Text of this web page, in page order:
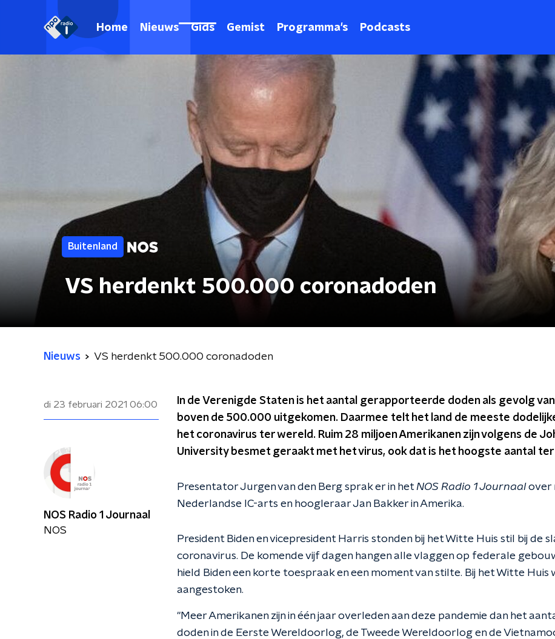
Home Nieuws Gids Gemist Programma's Podcasts
Buitenland
VS herdenkt 500.000 coronadoden
Nieuws VS herdenkt 500.000 coronadoden
di 23 februari 2021 06:00
In de Verenigde Staten is het aantal gerapporteerde doden als gevolg
boven de 500.000 uitgekomen. Daarmee telt het land de meeste
het coronavirus ter wereld. Ruim 28 miljoen Amerikanen zijn volgens de
University besmet geraakt met het virus, ook dat is het hoogste aantal
Presentator Jurgen van den Berg sprak er in het NOS Radio 1 Journaalover
Nederlandse IC-arts en hoogleraar Jan Bakker in Amerika.
President Biden en vicepresident Harris stonden bij het Witte Huis stil bij de
coronavirus. De komende vijf dagen hangen alle vlaggen op federale
hield Biden een korte toespraak en een moment van stilte. Bij het Witte Huis
aangestoken.
"Meer Amerikanen zijn in één jaar overleden aan deze pandemie dan het
doden in de Eerste Wereldoorlog, de Tweede Wereldoorlog en de
NOS Radio 1 Journaal
NOS